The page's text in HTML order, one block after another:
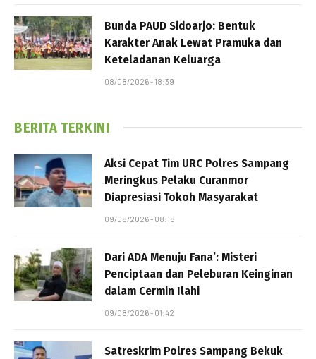
Bunda PAUD Sidoarjo: Bentuk
Karakter Anak Lewat Pramuka dan
Keteladanan Keluarga
08/08/2026 - 18:39
BERITA TERKINI
Aksi Cepat Tim URC Polres Sampang
Meringkus Pelaku Curanmor
Diapresiasi Tokoh Masyarakat
09/08/2026 - 08:18
Dari ADA Menuju Fana’: Misteri
Penciptaan dan Peleburan Keinginan
dalam Cermin Ilahi
09/08/2026 - 01:42
Satreskrim Polres Sampang Bekuk